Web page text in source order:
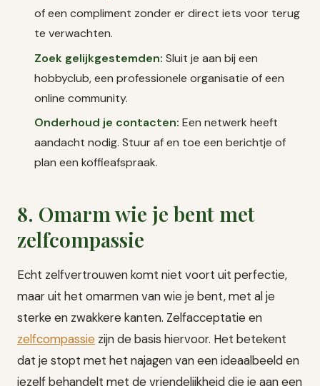
of een compliment zonder er direct iets voor terug
te verwachten.
Zoek gelijkgestemden: Sluit je aan bij een
hobbyclub, een professionele organisatie of een
online community.
Onderhoud je contacten: Een netwerk heeft
aandacht nodig. Stuur af en toe een berichtje of
plan een koffieafspraak.
8. Omarm wie je bent met
zelfcompassie
Echt zelfvertrouwen komt niet voort uit perfectie,
maar uit het omarmen van wie je bent, met al je
sterke en zwakkere kanten. Zelfacceptatie en
zelfcompassie zijn de basis hiervoor. Het betekent
dat je stopt met het najagen van een ideaalbeeld en
jezelf behandelt met de vriendelijkheid die je aan een